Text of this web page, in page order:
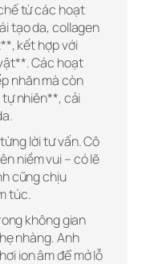
từ các hoạt
tạo da, collagen
kết hợp với
Các hoạt
nhăn mà còn
nhiên**, cải
lời tư vấn. Cô
niềm vui – có lẽ
cũng chịu
túc.
không gian
nhàng. Anh
ion âm để mở lỗ